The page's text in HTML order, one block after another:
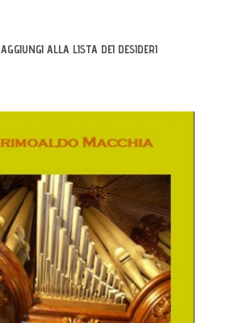
AGGIUNGI ALLA LISTA DEI DESIDERI